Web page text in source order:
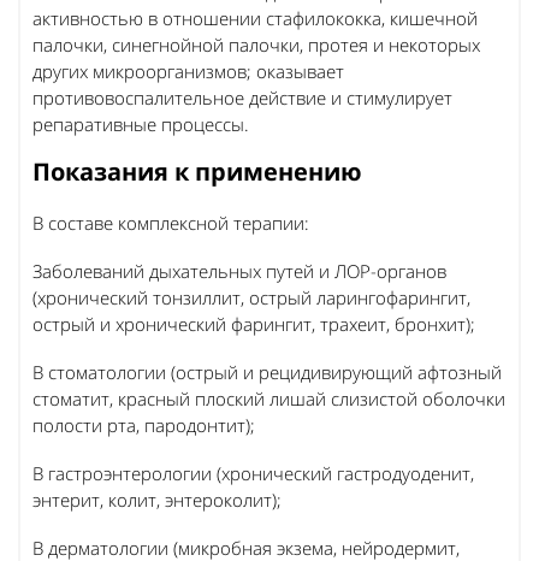
активностью в отношении стафилококка, кишечной
палочки, синегнойной палочки, протея и некоторых
других микроорганизмов; оказывает
противовоспалительное действие и стимулирует
репаративные процессы.
Показания к применению
В составе комплексной терапии:
Заболеваний дыхательных путей и ЛОР-органов
(хронический тонзиллит, острый ларингофарингит,
острый и хронический фарингит, трахеит, бронхит);
В стоматологии (острый и рецидивирующий афтозный
стоматит, красный плоский лишай слизистой оболочки
полости рта, пародонтит);
В гастроэнтерологии (хронический гастродуоденит,
энтерит, колит, энтероколит);
В дерматологии (микробная экзема, нейродермит,